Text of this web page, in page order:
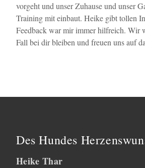
vorgeht und unser Zuhause und unser
Training mit einbaut. Heike gibt tollen
Feedback war mir immer hilfreich. Wir
Fall bei dir bleiben und freuen uns auf
Des Hundes
Heike Thar